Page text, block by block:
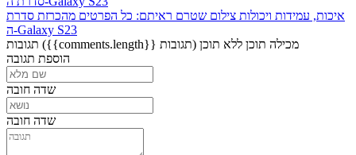
איכות, עמידות ויכולות צילום שטרם ראיתם: כל הפרטים מהכרזת סדרת
ה-Galaxy S23
תגובות
({{comments.length}} תגובות) מכילה תוכן ללא תוכן
הוספת תגובה
שדה חובה
שדה חובה